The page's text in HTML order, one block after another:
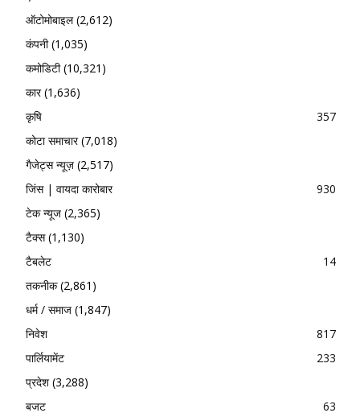
ऑटोमोबाइल(2,612)
कंपनी(1,035)
कमोडिटी(10,321)
कार(1,636)
कृषि
357
कोटा समाचार(7,018)
गैजेट्स न्यूज़ (2,517)
जिंस | वायदा कारोबार
930
टेक न्यूज (2,365)
टैक्स(1,130)
टैबलेट
14
तकनीक(2,861)
धर्म / समाज (1,847)
निवेश
817
पार्लियामेंट
233
प्रदेश(3,288)
बजट
63